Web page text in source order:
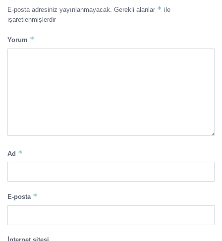
E-posta adresiniz yayınlanmayacak. Gerekli alanlar * ile
işaretlenmişlerdir
Yorum *
Ad *
E-posta *